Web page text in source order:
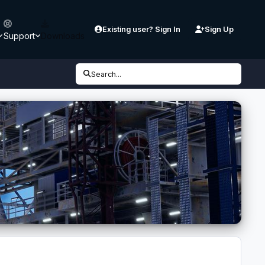
Support
Existing user? Sign In Sign Up
Search...